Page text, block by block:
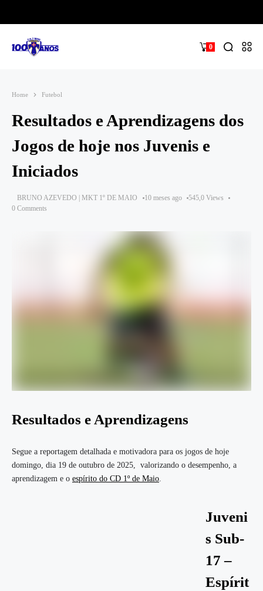
0
Home Futebol
Resultados e Aprendizagens dos
Jogos de hoje nos Juvenis e
Iniciados
BRUNO AZEVEDO | MKT 1º DE MAIO 10 meses ago
545,0 Views
0 Comments
Resultados e Aprendizagens
Segue a reportagem detalhada e motivadora para os jogos de hoje
domingo, dia 19 de outubro de 2025, valorizando o desempenho, a
aprendizagem e o espírito do CD 1º de Maio
Juveni
s Sub-
17 –
Espírit